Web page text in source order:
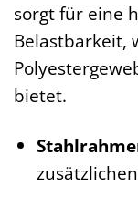
sorgt für eine
Belastbarkeit,
bietet.